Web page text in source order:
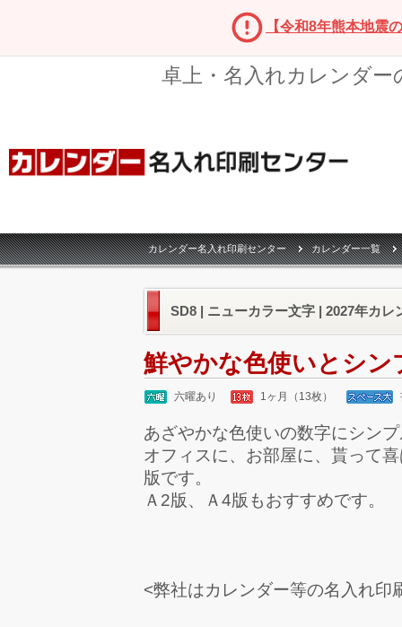
【令和8年熊本地震
卓上・名入れカレンダ
カレンダー名入れ印刷センター カレンダー一覧
SD8 | ニューカラー文字 | 2027年カレ
鮮やかな色使いとシ
六曜あり 1ヶ月（13枚）
あざやかな色使いの数字にシン
オフィスに、お部屋に、貰って
版です。
Ａ2版、Ａ4版もおすすめです。
<弊社はカレンダー等の名入れ印